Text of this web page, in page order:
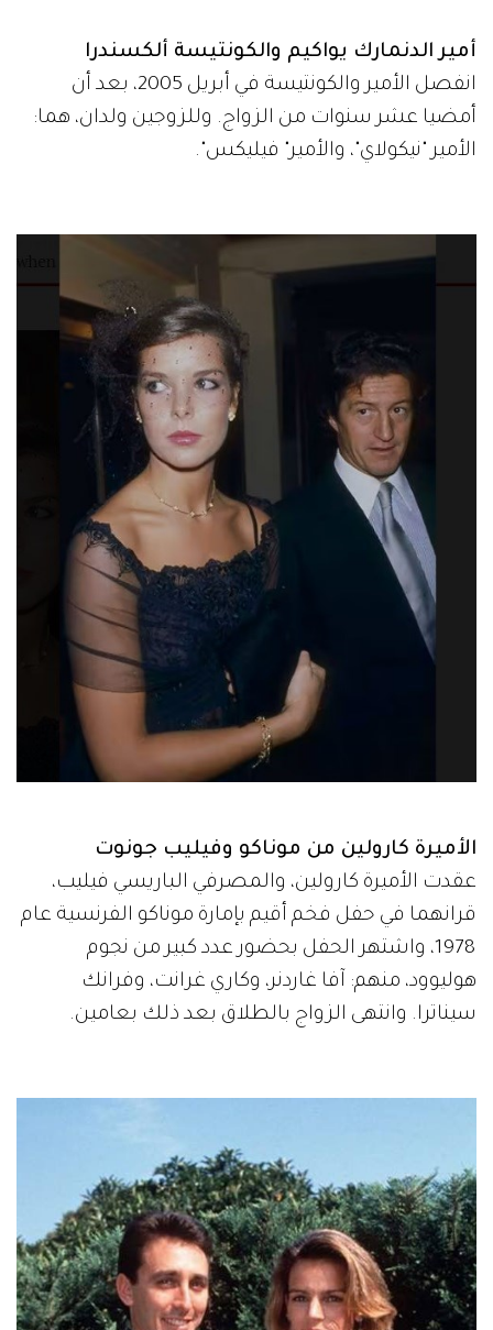
أمير الدنمارك يواكيم والكونتيسة ألكسندرا
انفصل الأمير والكونتيسة في أبريل 2005، بعد أن
أمضيا عشر سنوات من الزواج. وللزوجين ولدان، هما:
الأمير "نيكولاي"، والأمير" فيليكس".
الأميرة كارولين من موناكو وفيليب جونوت
عقدت الأميرة كارولين، والمصرفي الباريسي فيليب،
قرانهما في حفل فخم أقيم بإمارة موناكو الفرنسية عام
1978، واشتهر الحفل بحضور عدد كبير من نجوم
هوليوود، منهم: آفا غاردنر، وكاري غرانت، وفرانك
سيناترا. وانتهى الزواج بالطلاق بعد ذلك بعامين.